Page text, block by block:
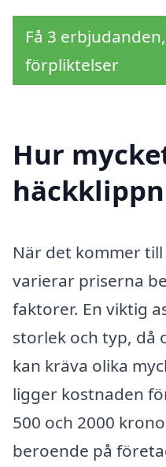
Få 3
förpliktelser
Hur
När det kommer till
varierar priserna
faktorer. En viktig
storlek och typ, då
kan kräva olika
ligger kostnaden
500 och 2000
beroende på